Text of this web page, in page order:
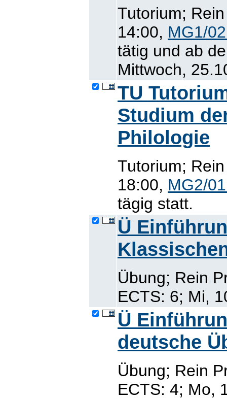
Tutorium;
14:00, MG1/
tätig und ab
Mittwoch,
TU
Studium
Philologie
Tutorium;
18:00, MG2/
tägig statt.
Ü
Übung; Rein
ECTS: 6; Mi,
Ü
deutsche
Übung; Rein
ECTS: 4; Mo,